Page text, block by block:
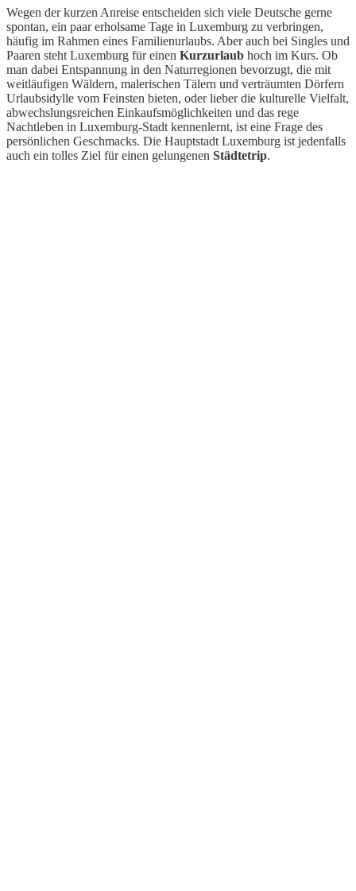
Wegen der kurzen Anreise entscheiden sich viele Deutsche gerne
spontan, ein paar erholsame Tage in Luxemburg zu verbringen,
häufig im Rahmen eines Familienurlaubs. Aber auch bei Singles und
Paaren steht Luxemburg für einen Kurzurlaub hoch im Kurs. Ob
man dabei Entspannung in den Naturregionen bevorzugt, die mit
weitläufigen Wäldern, malerischen Tälern und verträumten Dörfern
Urlaubsidylle vom Feinsten bieten, oder lieber die kulturelle Vielfalt,
abwechslungsreichen Einkaufsmöglichkeiten und das rege
Nachtleben in Luxemburg-Stadt kennenlernt, ist eine Frage des
persönlichen Geschmacks. Die Hauptstadt Luxemburg ist jedenfalls
auch ein tolles Ziel für einen gelungenen Städtetrip.